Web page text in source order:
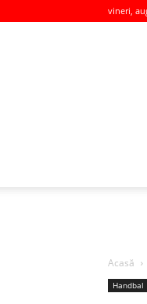
vineri,
Acasă
Handbal